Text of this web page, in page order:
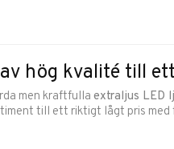
hög kvalité till
men kraftfulla extraljus LED
till ett riktigt lågt pris